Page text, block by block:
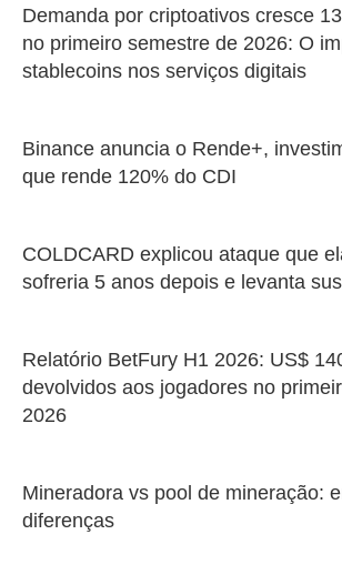
Demanda por criptoativos cresce
no primeiro semestre de 2026: O
stablecoins nos serviços digitais
Binance anuncia o Rende+,
que rende 120% do CDI
COLDCARD explicou ataque que
sofreria 5 anos depois e levanta
Relatório BetFury H1 2026: US$
devolvidos aos jogadores no
2026
Mineradora vs pool de mineração:
diferenças